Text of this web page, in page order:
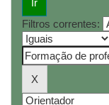
Filtros correntes: